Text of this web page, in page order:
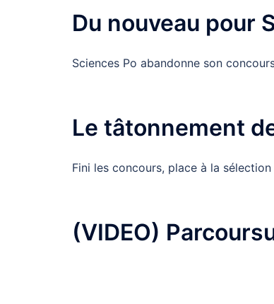
Du nouveau pour
Sciences Po abandonne son
Le tâtonnement
Fini les concours, place à la
(VIDEO)